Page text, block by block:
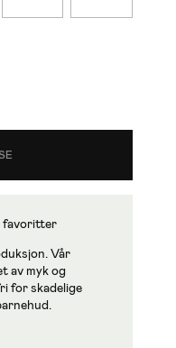
favoritter
Vår
av myk og
for skadelige